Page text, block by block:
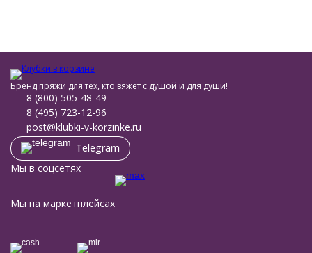
Бренд пряжи для тех, кто вяжет с душой и для души!
8 (800) 505-48-49
8 (495) 723-12-96
post@klubki-v-korzinke.ru
Telegram
Мы в соцсетях
Мы на маркетплейсах